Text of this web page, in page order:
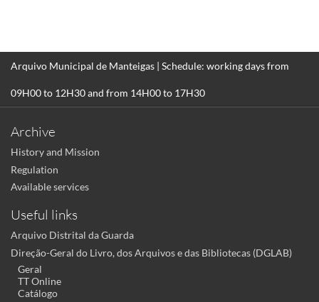
Arquivo Municipal de Manteigas | Schedule: working days from
09H00 to 12H30 and from 14H00 to 17H30
Archive
History and Mission
Regulation
Available services
Useful links
Arquivo Distrital da Guarda
Direção-Geral do Livro, dos Arquivos e das Bibliotecas (DGLAB)
Geral
TT Online
Catálogo